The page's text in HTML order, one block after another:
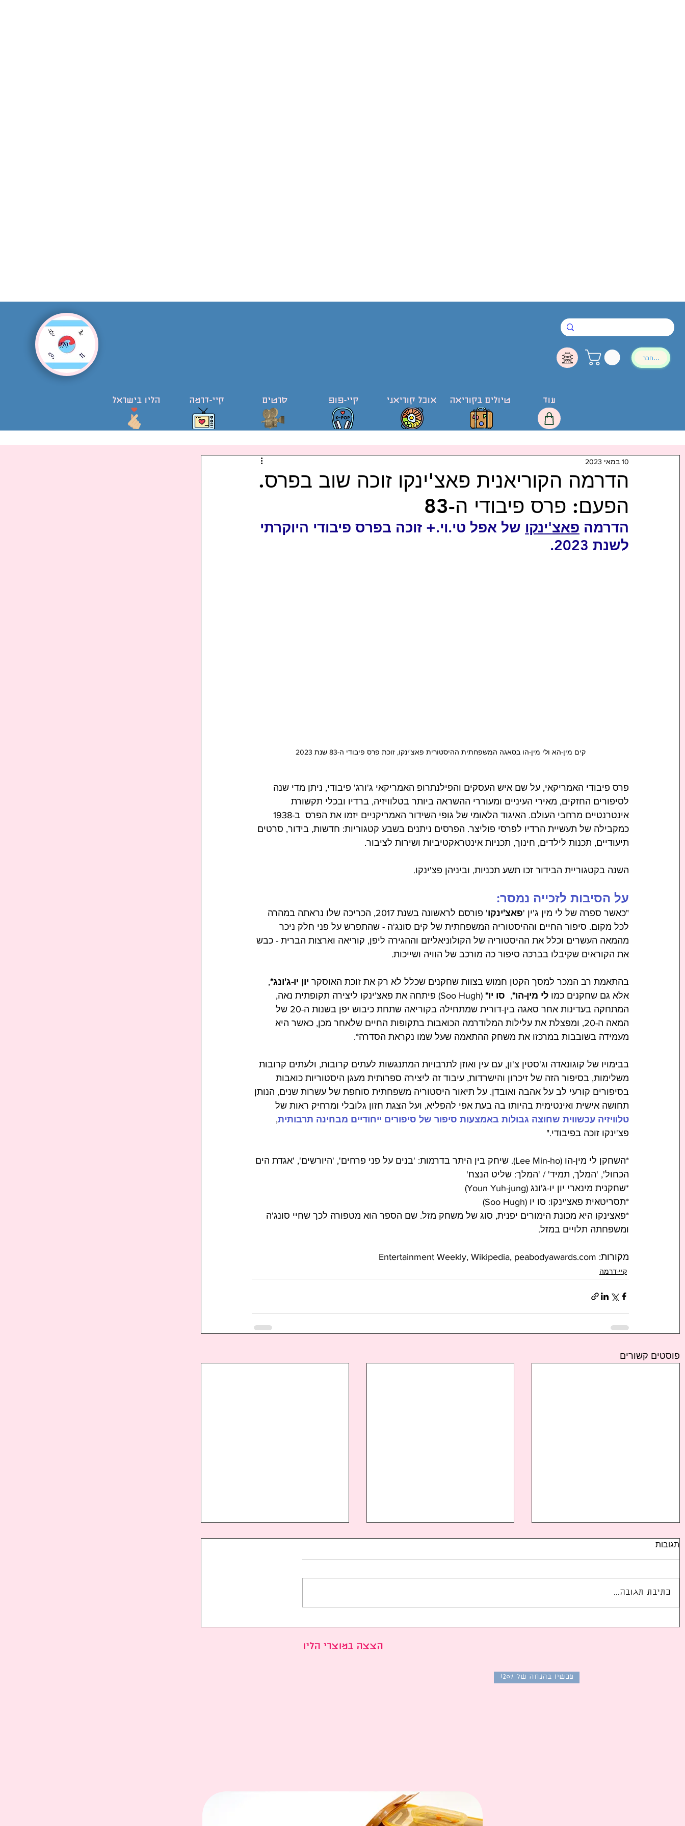
להתחבר
הליו בישראל קיי-דרמה סרטים קיי-פופ אוכל קוריאני טיולים בקוריאה עוד
הדרמה הקוריאנית פאצ'ינקו זוכה שוב בפרס.
הפעם: פרס פיבודי ה-83
10 במאי 2023
הדרמה פאצ'ינקו של אפל טי.וי.+ זוכה בפרס פיבודי היוקרתי
לשנת 2023.
קים מין-הא ולי מין-הו בסאגה המשפחתית ההיסטורית פאצ'ינקו, זוכת פרס פיבודי ה-83 שנת 2023
פרס פיבודי האמריקאי, על שם איש העסקים והפילנתרופ האמריקאי ג'ורג' פיבודי, ניתן מדי שנה
לסיפורים החזקים, מאירי העיניים ומעוררי ההשראה ביותר בטלוויזיה, ברדיו ובכלי תקשורת
כמקבילה של תעשיית הרדיו לפרסי פוליצר. הפרסים ניתנים בשבע קטגוריות: חדשות, בידור, סרטים
תיעודיים, תכנות לילדים, חינוך, תכניות אינטראקטיביות ושירות לציבור.
השנה בקטגוריית הבידור זכו תשע תכניות, וביניהן פצ'ינקו.
על הסיבות לזכייה נמסר:
"כאשר ספרה של לי מין ג'ין 'פאצ'ינקו
' פורסם לראשונה בשנת 2017, הכריכה שלו נראתה במהרה
לכל מקום. סיפור החיים וההיסטוריה המשפחתית של קים סונג'ה - שהתפרש על פני חלק ניכר
מהמאה העשרים וכלל את ההיסטוריה של הקולוניאליזם וההגירה ליפן, קוריאה וארצות הברית - כבש
את הקוראים שקיבלו בברכה סיפור כה מורכב של הוויה ושייכות.
בהתאמת רב המכר למסך הקטן חמוש בצוות שחקנים שכלל לא רק את זוכת האוסקר יון יו-ג'ונג*,
אלא גם שחקנים כמו לי מין-הו*, סו יו*
(Soo Hugh) פיתחה את פאצ'ינקו ליצירה תקופתית נאה,
המתחקה בעדינות אחר סאגה בין-דורית שמתחילה בקוריאה שתחת כיבוש יפן בשנות ה-20 של
המאה ה-20, ומפצלת את עלילות המלודרמה הכואבות בתקופות החיים שלאחר מכן, כאשר היא
מעמידה בשובבות במרכזו את משחק ההתאמה שעל שמו נקראת הסדרה*.
בבימויו של קוגונאדה וג'סטין צ'ון, עם עין ואוזן לתרבויות המתנגשות לעתים קרובות, ולעתים קרובות
משלימות, בסיפור הזה של זיכרון והישרדות, עיבוד זה ליצירה ספרותית מעגן היסטוריות כואבות
בסיפורים קורעי לב על אהבה ואובדן. על תיאור היסטוריה משפחתית סוחפת של עשרות שנים, הנותן
תחושה אישית ואינטימית בהיותו בה בעת אפי להפליא, ועל הצגת חזון גלובלי ומרחיק ראות של
טלוויזיה עכשווית שחוצה גבולות באמצעות סיפור של סיפורים ייחודיים מבחינה תרבותית,
פצ'ינקו זוכה בפיבודי."
*השחקן לי מין-הו (Lee Min-ho). שיחק בין היתר בדרמות: 'בנים על פני פרחים', 'היורשים', 'אגדת הים
הכחול', 'המלך, תמיד' / 'המלך: שליט הנצח'
*שחקנית מינארי יון יו-ג'ונג (Youn Yuh-jung)
*תסריטאית פאצ'ינקו: סו יו (Soo Hugh)
*פאצינקו היא מכונת הימורים יפנית, סוג של משחק מזל. שם הספר הוא מטפורה לכך שחיי סונג'ה
ומשפחתה תלויים במזל.
מקורות: Entertainment Weekly, Wikipedia, peabodyawards.com
קיי-דרמה
פוסטים קשורים
בדרום קוריאה
תגובות
כתיבת תגובה...
הצצה במוצרי הליו
עכשיו בהנחה של 20%!